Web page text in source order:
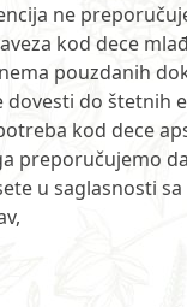
ne
kod dece
pouzdanih
dovesti do štetnih
kod dece
preporučujemo
u saglasnosti